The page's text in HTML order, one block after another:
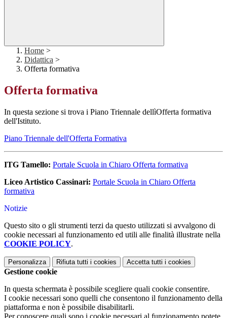
Home >
Didattica >
Offerta formativa
Offerta formativa
In questa sezione si trova i Piano Triennale dellìOfferta formativa
dell'Istituto.
Piano Triennale dell'Offerta Formativa
ITG Tamello: Portale Scuola in Chiaro Offerta formativa
Liceo Artistico Cassinari: Portale Scuola in Chiaro Offerta
formativa
Notizie
Questo sito o gli strumenti terzi da questo utilizzati si avvalgono di
cookie necessari al funzionamento ed utili alle finalità illustrate nella
COOKIE POLICY.
Personalizza Rifiuta tutti i cookies Accetta tutti i cookies
Gestione cookie
In questa schermata è possibile scegliere quali cookie consentire.
I cookie necessari sono quelli che consentono il funzionamento della
piattaforma e non è possibile disabilitarli.